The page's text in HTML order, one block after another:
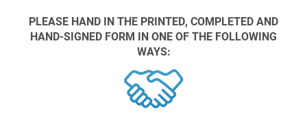
PLEASE HAND IN THE PRINTED, COMPLETED AND
HAND-SIGNED FORM IN ONE OF THE FOLLOWING
WAYS: